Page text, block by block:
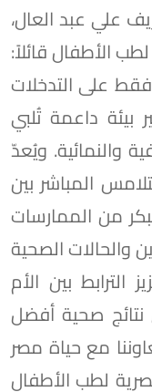
علي عبد العال،
الأطفال قائلاً:
فقط على التدخلات
بيئة داعمة تُلبي
والنمائية. ويُعدّ
المباشر بين
من الممارسات
والحالات الصحية
بين الأم
صحية أفضل
مع حياة مصر
لطب الأطفال